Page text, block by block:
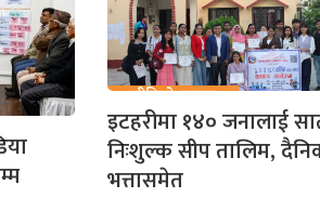
इटहरीमा १४० जनालाई
निःशुल्क सीप तालिम,
भत्तासमेत